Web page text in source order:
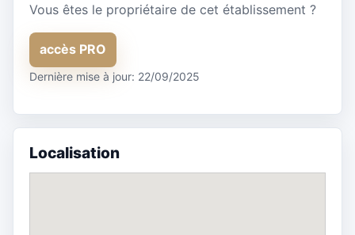
Vous êtes le propriétaire de cet établissement ?
accès PRO
Dernière mise à jour: 22/09/2025
Localisation